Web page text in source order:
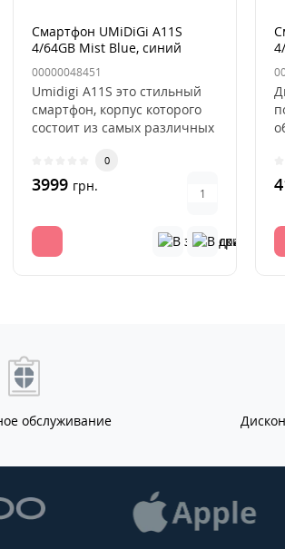
Смартфон UMiDiGi A11S
4/64GB Mist Blue, синий
00000048451
Umidigi A11S это стильный
смартфон, корпус которого
состоит из самых различных
0
3999 грн.
обслуживание